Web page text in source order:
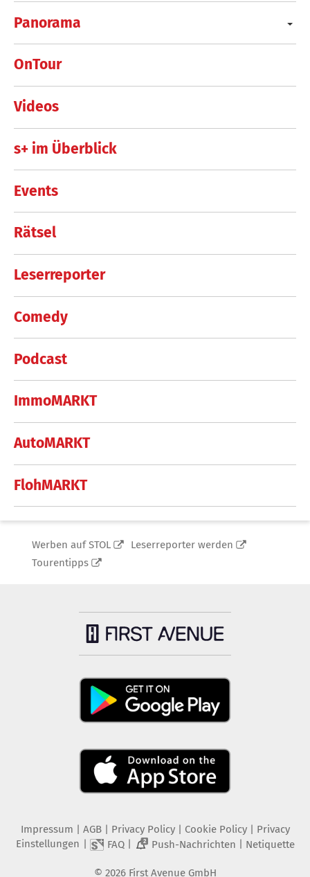
Panorama
OnTour
Videos
s+ im Überblick
Events
Rätsel
Leserreporter
Comedy
Podcast
ImmoMARKT
AutoMARKT
FlohMARKT
Werben auf STOL
Leserreporter werden
Tourentipps
Impressum AGB Privacy Policy| Cookie Policy| Privacy
Einstellungen
FAQ| 2 Push-Nachrichten Netiquette
© 2026 First Avenue GmbH